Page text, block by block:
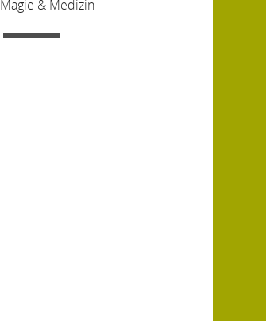
Magie & Medizin